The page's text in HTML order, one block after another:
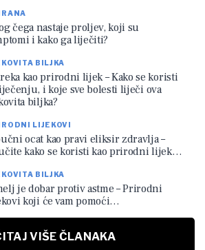
čega nastaje proljev, koji su
i kako ga liječiti?
BILJKA
kao prirodni lijek – Kako se koristi
i koje sve bolesti liječi ova
biljka?
LIJEKOVI
ocat kao pravi eliksir zdravlja –
kako se koristi kao prirodni lijek…
BILJKA
je dobar protiv astme – Prirodni
koji će vam pomoći…
VIŠE ČLANAKA